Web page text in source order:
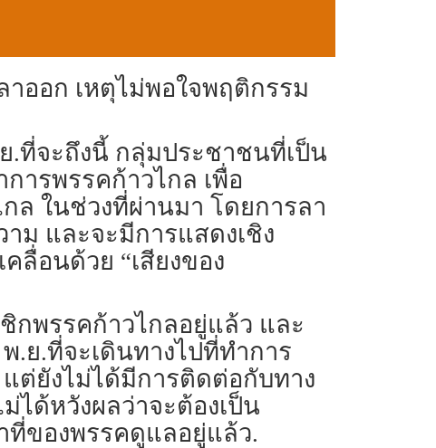
ออก เหตุไม่พอใจพฤติกรรม
ย.ที่จะถึงนี้ กลุ่มประชาชนที่เป็น
ารพรรคก้าวไกล เพื่อ
ล ในช่วงที่ผ่านมา โดยการลา
ม และจะมีการแสดงเชิง
ลื่อนด้วย “เสียงของ
กพรรคก้าวไกลอยู่แล้ว และ
.ย.ที่จะเดินทางไปที่ทำการ
ต่ยังไม่ได้มีการติดต่อกับทาง
ได้หวังผลว่าจะต้องเป็น
ที่ของพรรคดูแลอยู่แล้ว.